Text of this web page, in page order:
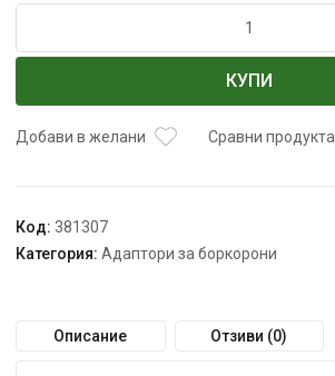
Адаптор
DEDRA
КУПИ
Добави в желани Сравни продукта
Код: 381307
Категория: Адаптори за боркорони
Описание Отзиви (0)